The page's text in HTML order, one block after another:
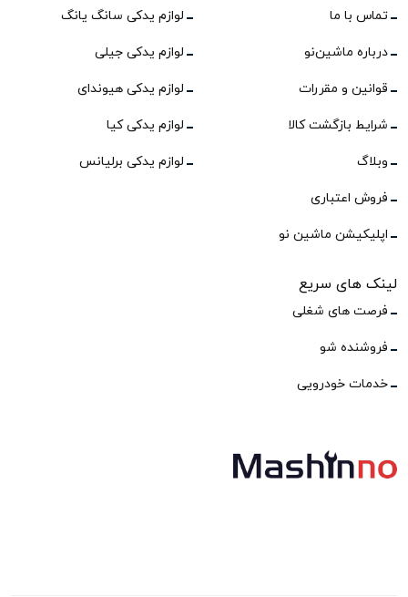
تماس با ما
درباره ماشین‌نو
قوانین و مقررات
شرایط بازگشت کالا
وبلاگ
فروش اعتباری
اپلیکیشن ماشین نو
لوازم یدکی سانگ یانگ
لوازم یدکی جیلی
لوازم یدکی هیوندای
لوازم یدکی کیا
لوازم یدکی برلیانس
لینک های سریع
فرصت های شغلی
فروشنده شو
خدمات خودرویی